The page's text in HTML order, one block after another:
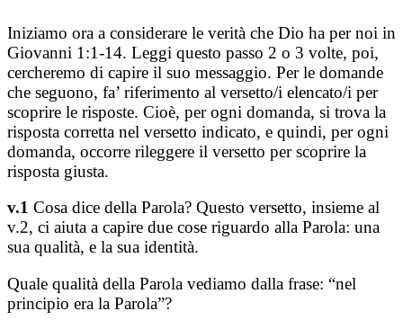
Iniziamo ora a considerare le verità che Dio ha per noi in
Giovanni 1:1-14. Leggi questo passo 2 o 3 volte, poi,
cercheremo di capire il suo messaggio. Per le domande
che seguono, fa’ riferimento al versetto/i elencato/i per
scoprire le risposte. Cioè, per ogni domanda, si trova la
risposta corretta nel versetto indicato, e quindi, per ogni
domanda, occorre rileggere il versetto per scoprire la
risposta giusta.
v.1 Cosa dice della Parola? Questo versetto, insieme al
v.2, ci aiuta a capire due cose riguardo alla Parola: una
sua qualità, e la sua identità.
Quale qualità della Parola vediamo dalla frase: “nel
principio era la Parola”?